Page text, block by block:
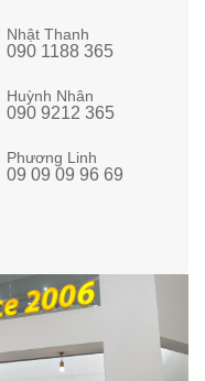
Nhật Thanh
090 1188 365
Huỳnh Nhân
090 9212 365
Phương Linh
09 09 09 96 69